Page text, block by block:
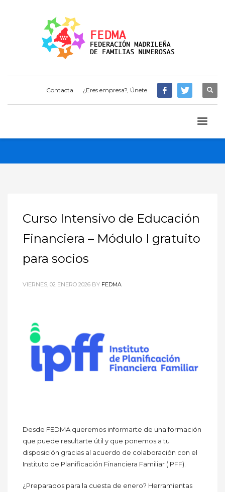
Contacta ¿Eres empresa?, Únete
Curso Intensivo de Educación
Financiera – Módulo I gratuito
para socios
VIERNES, 02 ENERO 2026 BY FEDMA
Desde FEDMA queremos informarte de una formación
que puede resultarte útil y que ponemos a tu
disposición gracias al acuerdo de colaboración con el
Instituto de Planificación Financiera Familiar (IPFF).
¿Preparados para la cuesta de enero? Herramientas